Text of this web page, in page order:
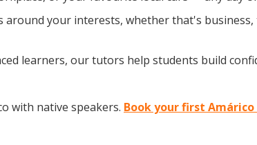
around your interests, whether that's
learners, our tutors help students build
with native speakers. Book your first